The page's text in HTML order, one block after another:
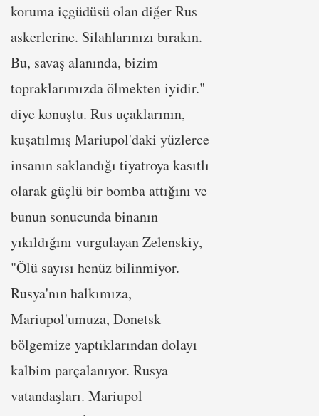
koruma içgüdüsü olan diğer Rus
askerlerine. Silahlarınızı bırakın.
Bu, savaş alanında, bizim
topraklarımızda ölmekten iyidir."
diye konuştu. Rus uçaklarının,
kuşatılmış Mariupol'daki yüzlerce
insanın saklandığı tiyatroya kasıtlı
olarak güçlü bir bomba attığını ve
bunun sonucunda binanın
yıkıldığını vurgulayan Zelenskiy,
"Ölü sayısı henüz bilinmiyor.
Rusya'nın halkımıza,
Mariupol'umuza, Donetsk
bölgemize yaptıklarından dolayı
kalbim parçalanıyor. Rusya
vatandaşları. Mariupol